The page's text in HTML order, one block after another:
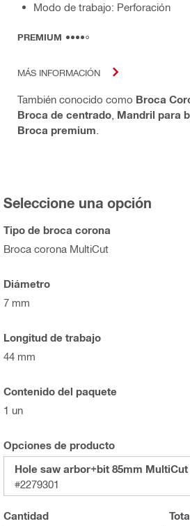
Modo de trabajo: Perforación
PREMIUM
MÁS INFORMACIÓN
También conocido como Broca
Broca de centrado Mandril para
Broca premium
Seleccione una opción
Tipo de broca corona
Broca corona MultiCut
Diámetro
7 mm
Longitud de trabajo
44 mm
Contenido del paquete
1 un
Opciones de producto
Hole saw arbor+bit 85mm MultiCut
#2279301
Cantidad